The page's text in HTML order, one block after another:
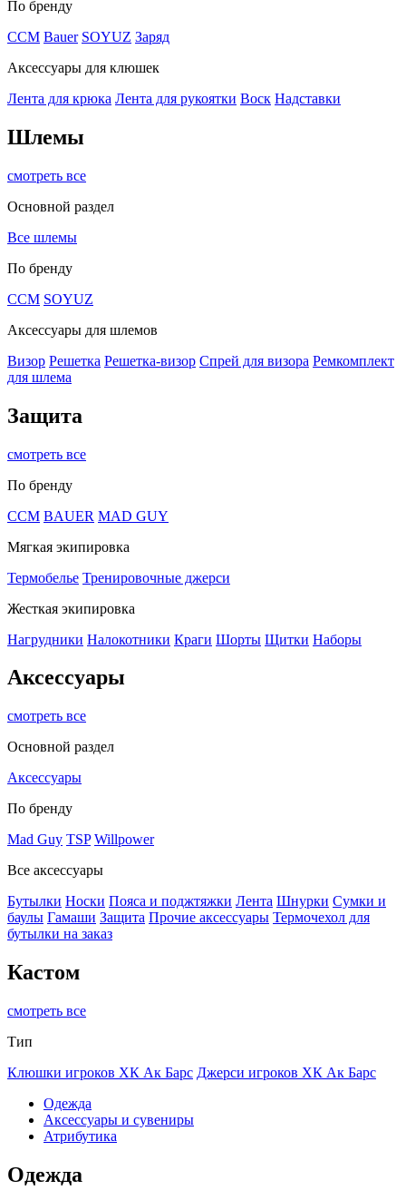
По бренду
CCM Bauer SOYUZ Заряд
Аксессуары для клюшек
Лента для крюка Лента для рукоятки Воск Надставки
Шлемы
смотреть все
Основной раздел
Все шлемы
По бренду
CCM SOYUZ
Аксессуары для шлемов
Визор Решетка Решетка-визор Спрей для визора Ремкомплект
для шлема
Защита
смотреть все
По бренду
CCM BAUER MAD GUY
Мягкая экипировка
Термобелье Тренировочные джерси
Жесткая экипировка
Нагрудники Налокотники Краги Шорты Щитки Наборы
Аксессуары
смотреть все
Основной раздел
Аксессуары
По бренду
Mad Guy TSP Willpower
Все аксессуары
Бутылки Носки Пояса и поджтяжки Лента Шнурки Сумки и
баулы Гамаши Защита Прочие аксессуары Термочехол для
бутылки на заказ
Кастом
смотреть все
Тип
Клюшки игроков ХК Ак Барс Джерси игроков ХК Ак Барс
Одежда
Аксессуары и сувениры
Атрибутика
Одежда